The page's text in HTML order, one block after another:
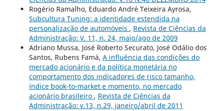
Rogério Ramalho, Eduardo André Teixeira Ayrosa,
Subcultura Tuning: a identidade estendida na
personalização de automóveis , Revista de Ciências da
Administração: V. 11, n. 24, maio/ago de 2009
Adriano Mussa, José Roberto Securato, José Odálio dos
Santos, Rubens Famá, A influência das condições do
mercado acionário e da política monetária no
comportamento dos indicadores de risco tamanho,
índice book-to-market e momento, no mercado
acionário brasileiro , Revista de Ciências da
Administração: v.13, n.29, janeiro/abril de 2011